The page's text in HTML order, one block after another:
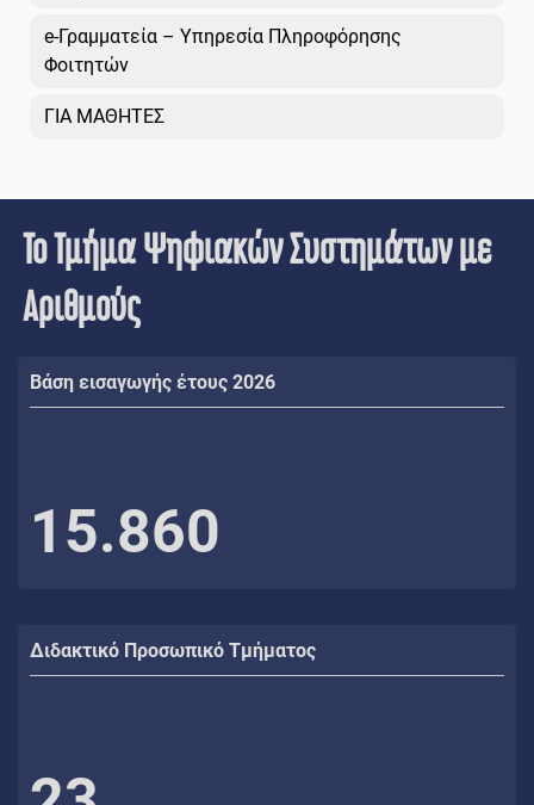
e-Γραμματεία – Υπηρεσία Πληροφόρησης
Φοιτητών
ΓΙΑ ΜΑΘΗΤΕΣ
Το Τμήμα Ψηφιακών Συστημάτων με
Αριθμούς
Βάση εισαγωγής έτους 2026
15.860
Διδακτικό Προσωπικό Τμήματος